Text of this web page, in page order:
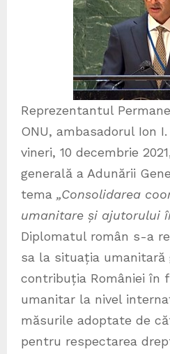
Reprezentantul
ONU, ambasadorul Ion
vineri, 10 decembrie
generală a Adunării
tema „Consolidarea
umanitare și ajutorului
Diplomatul român s-a
sa la situația umanitară
contribuția României în
umanitar la nivel
măsurile adoptate de
pentru respectarea